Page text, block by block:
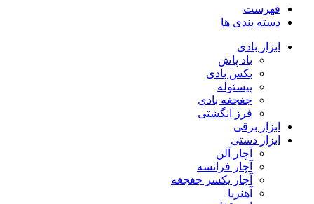
فهرست
دسته بندی ها
ابزار بادی
باد پاش
بکس بادی
پیستوله
جغجغه بادی
فرز انگشتی
ابزار برقی
ابزار دستی
آچار آلن
آچار فرانسه
آچار یکسر جغجغه
آهنربا